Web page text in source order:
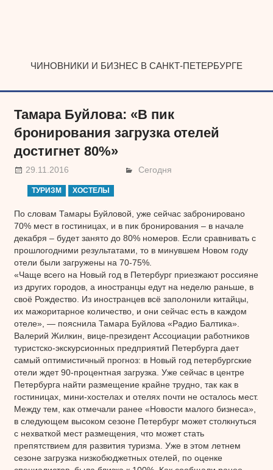
ЧИНОВНИКИ И БИЗНЕС В САНКТ-ПЕТЕРБУРГЕ
Тамара Буйлова: «В пик
бронирования загрузка отелей
достигнет 80%»
29.11.2016 Сегодня
ТУРИЗМ ХОСТЕЛЫ
По словам Тамары Буйловой, уже сейчас забронировано
70% мест в гостиницах, и в пик бронирования – в начале
декабря – будет занято до 80% номеров. Если сравнивать с
прошлогодними результатами, то в минувшем Новом году
отели были загружены на 70-75%.
«Чаще всего на Новый год в Петербург приезжают россияне
из других городов, а иностранцы едут на неделю раньше, в
своё Рождество. Из иностранцев всё заполонили китайцы,
их мажоритарное количество, и они сейчас есть в каждом
отеле», — пояснила Тамара Буйлова «Радио Балтика».
Валерий Жилкин, вице-президент Ассоциации работников
туристско-экскурсионных предприятий Петербурга дает
самый оптимистичный прогноз: в Новый год петербургские
отели ждет 90-процентная загрузка. Уже сейчас в центре
Петербурга найти размещение крайне трудно, так как в
гостиницах, мини-хостелах и отелях почти не осталось мест.
Между тем, как отмечали ранее «Новости малого бизнеса»,
в следующем высоком сезоне Петербург может столкнуться
с нехваткой мест размещения, что может стать
препятствием для развития туризма. Уже в этом летнем
сезоне загрузка низкобюджетных отелей, по оценке